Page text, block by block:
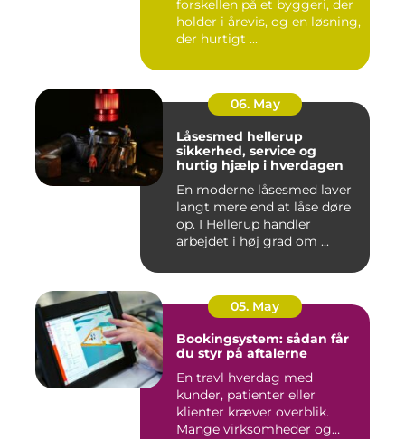
forskellen på et byggeri, der
holder i årevis, og en løsning,
der hurtigt ...
06. May
Låsesmed hellerup
sikkerhed, service og
hurtig hjælp i hverdagen
En moderne låsesmed laver
langt mere end at låse døre
op. I Hellerup handler
arbejdet i høj grad om ...
05. May
Bookingsystem: sådan får
du styr på aftalerne
En travl hverdag med
kunder, patienter eller
klienter kræver overblik.
Mange virksomheder og